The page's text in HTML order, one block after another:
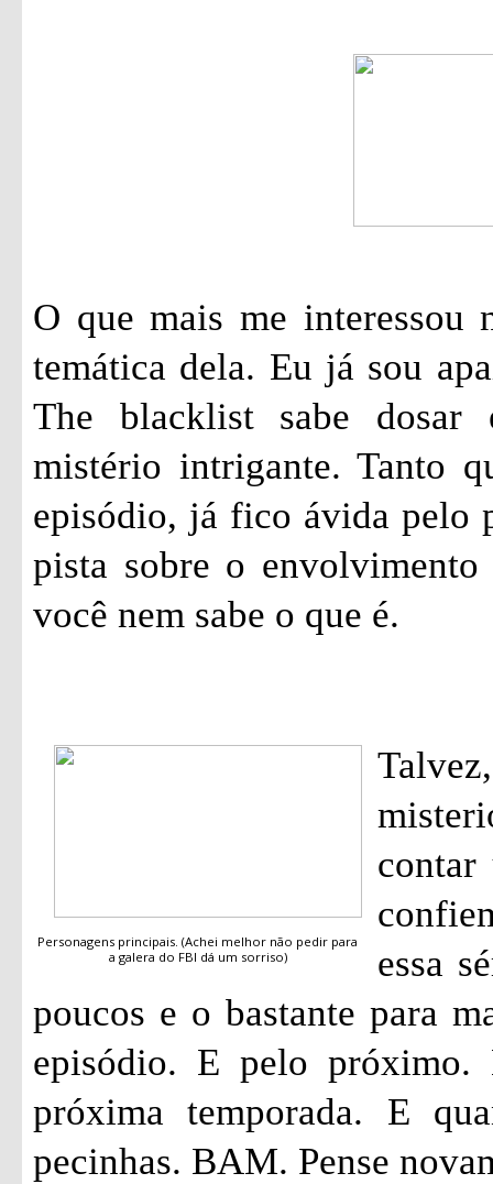
O que mais me interessou
temática dela. Eu já sou
The blacklist sabe dosar
mistério intrigante. Tanto
episódio, já fico ávida pelo
pista sobre o envolvimento
você nem sabe o que é.
Personagens principais. (Achei melhor não pedir para
a galera do FBI dá um sorriso)
contar
essa
poucos e o bastante para
episódio. E pelo
próxima temporada. E
pecinhas. BAM. Pense